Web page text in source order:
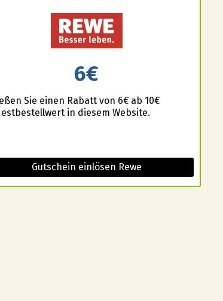
6€
Sie einen Rabatt von 6€ ab 10€
in diesem Website.
Gutschein einlösen Rewe